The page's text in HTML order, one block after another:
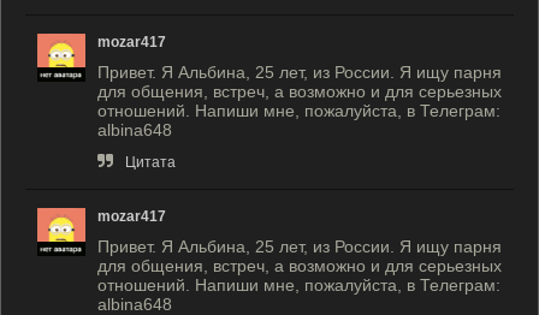
mozar417
Привет. Я Альбина, 25 лет, из России. Я ищу парня
для общения, встреч, а возможно и для серьезных
отношений. Напиши мне, пожалуйста, в Телеграм:
albina648
Цитата
mozar417
Привет. Я Альбина, 25 лет, из России. Я ищу парня
для общения, встреч, а возможно и для серьезных
отношений. Напиши мне, пожалуйста, в Телеграм:
albina648